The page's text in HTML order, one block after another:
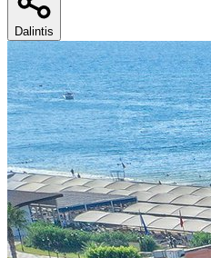
Dalintis